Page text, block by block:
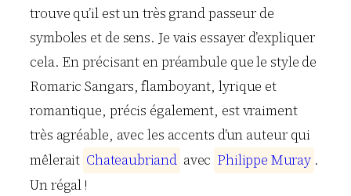
trouve qu’il est un très grand passeur de
symboles et de sens. Je vais essayer d’expliquer
cela. En précisant en préambule que le style de
Romaric Sangars, flamboyant, lyrique et
romantique, précis également, est vraiment
très agréable, avec les accents d’un auteur qui
mêlerait Chateaubriand avec Philippe Muray .
Un régal !